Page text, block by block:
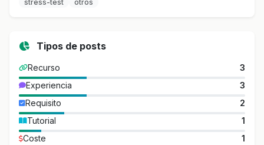
stress-test otros
Tipos de posts
Recurso
3
Experiencia
3
Requisito
2
Tutorial
1
Coste
1